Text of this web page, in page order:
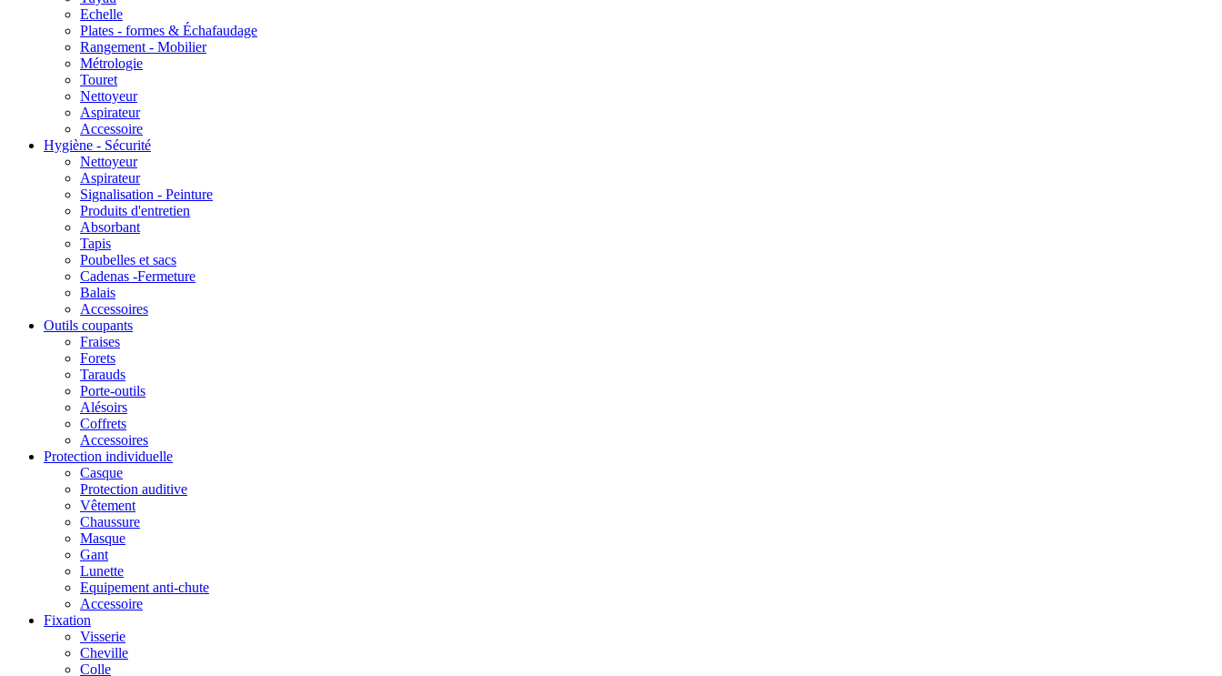
Echelle
Plates - formes & Échafaudage
Rangement - Mobilier
Métrologie
Touret
Nettoyeur
Aspirateur
Accessoire
Hygiène - Sécurité
Nettoyeur
Aspirateur
Signalisation - Peinture
Produits d'entretien
Absorbant
Tapis
Poubelles et sacs
Cadenas -Fermeture
Balais
Accessoires
Outils coupants
Fraises
Forets
Tarauds
Porte-outils
Alésoirs
Coffrets
Accessoires
Protection individuelle
Casque
Protection auditive
Vêtement
Chaussure
Masque
Gant
Lunette
Equipement anti-chute
Accessoire
Fixation
Visserie
Cheville
Colle